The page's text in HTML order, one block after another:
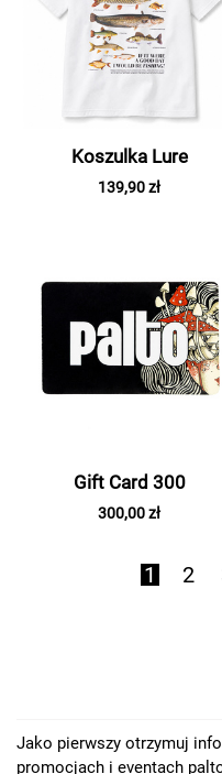
Koszulka Lure
139,90 zł
Gift Card 300
300,00 zł
1 2
Jako pierwszy otrzymuj
promocjach i eventach